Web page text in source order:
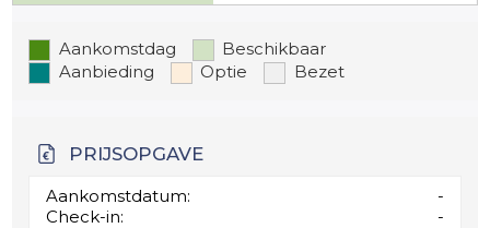
Aankomstdag
Beschikbaar
Aanbieding
Optie Bezet
PRIJSOPGAVE
Aankomstdatum:
-
Check-in:
-